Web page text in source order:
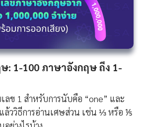
: 1-100 ภาษาอังกฤษ ถึง 1-
ลข 1 สำหรับการนับคือ “one” และ
ล้ววิธีการอ่านเศษส่วน เช่น ⅓ หรือ ⅕